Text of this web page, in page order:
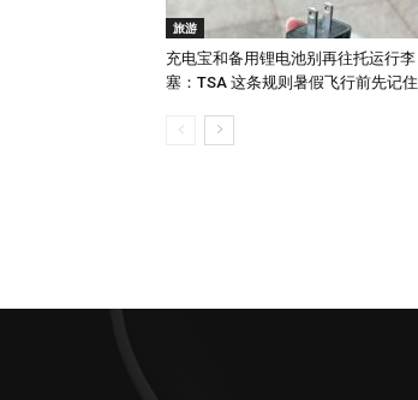
旅游
充电宝和备用锂电池别再往托运行李
塞：TSA 这条规则暑假飞行前先记住